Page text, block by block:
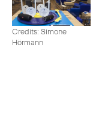
Credits: Simone
Hörmann